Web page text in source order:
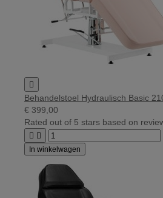

Behandelstoel Hydraulisch Basic
€ 399,00
Rated out of 5 stars based on
 
In winkelwagen